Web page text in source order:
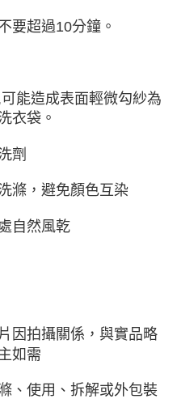
要超過10分鐘。
能造成表面輕微勾紗為
衣袋。
劑
滌，避免顏色互染
自然風乾
因拍攝關係，與實品略
如需
、使用、拆解或外包裝